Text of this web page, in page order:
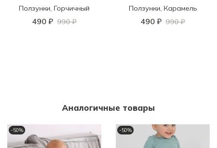
Ползунки, Горчичный
490 ₽ 990 ₽
Ползунки, Карамель
490 ₽ 990 ₽
Аналогичные товары
-50% -50%